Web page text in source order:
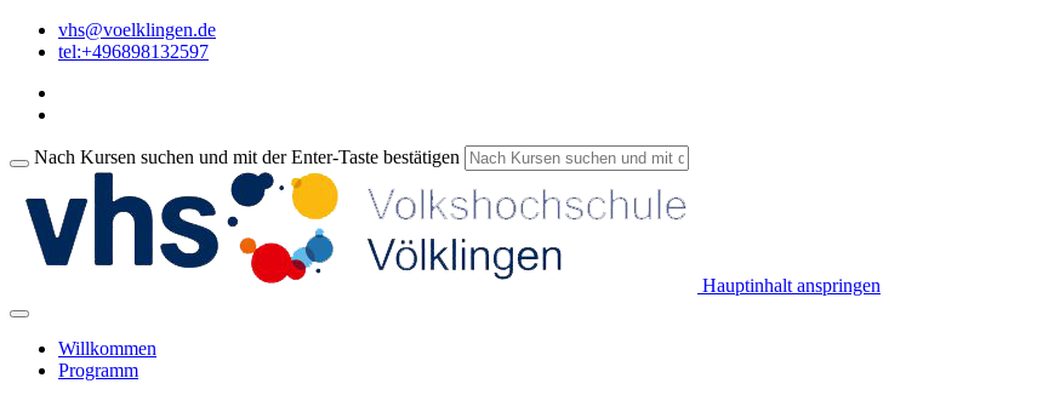
vhs@voelklingen.de
tel:+496898132597
Nach Kursen suchen und mit der Enter-Taste bestätigen
Hauptinhalt anspringen
Willkommen
Programm